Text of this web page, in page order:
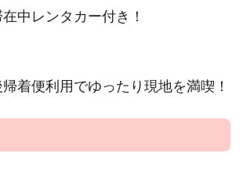
中レンタカー付き！
着便利用でゆったり現地を満喫！